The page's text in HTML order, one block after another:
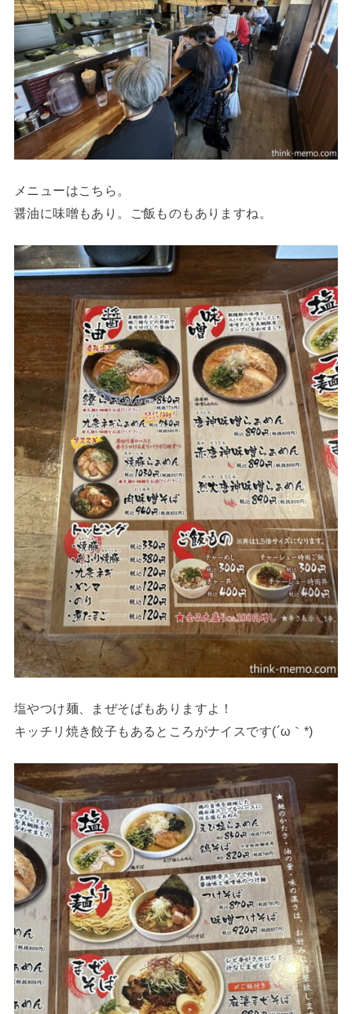
メニューはこちら。
醤油に味噌もあり。ご飯ものもありますね。
塩やつけ麺、まぜそばもありますよ！
キッチリ焼き餃子もあるところがナイスです(´ω｀*)